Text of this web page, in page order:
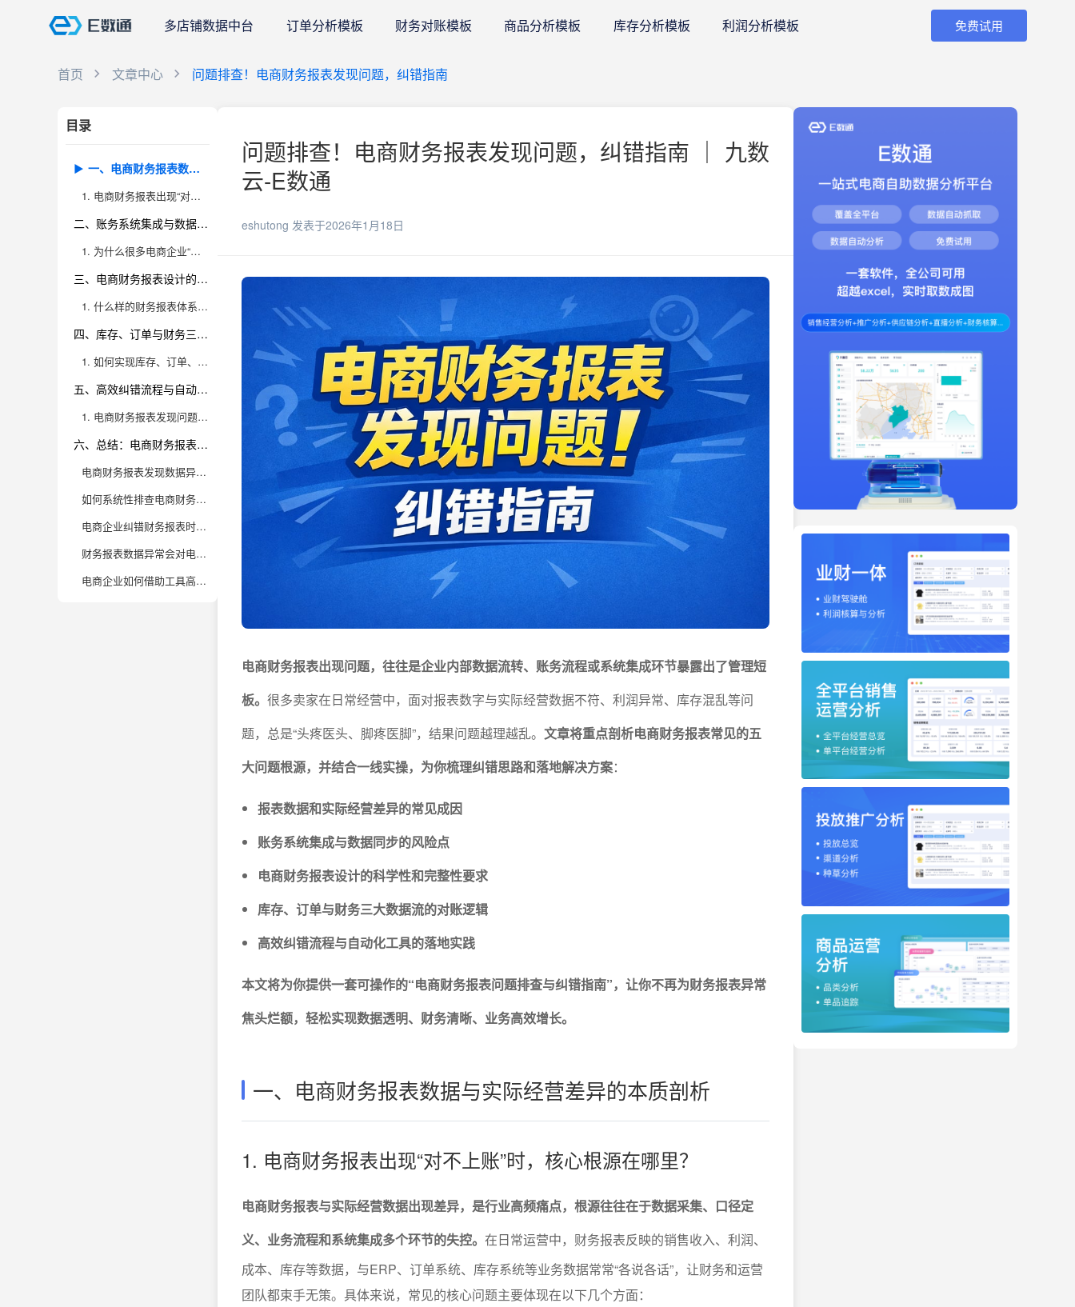
多店铺数据中台 订单分析模板 财务对账模板 商品分析模板 库存分析模板 利润分析模板 免费试用
首页 文章中心 问题排查！电商财务报表发现问题，纠错指南
目录
一、电商财务报表数据与实际经营差异的本质剖析
1. 电商财务报表出现“对不上账”时，核心根源在哪里？
二、账务系统集成与数据同步的风险点识别
1. 为什么很多电商企业“系统对接了，数据还是错”？
三、电商财务报表设计的科学性和完整性要求
1. 什么样的财务报表体系，才能真正反映电商企业经营实况？
四、库存、订单与财务三大数据流的对账逻辑
1. 如何实现库存、订单、财务三大数据流的高效对账？
五、高效纠错流程与自动化工具的落地实践
1. 电商财务报表发现问题后，如何高效、低成本地纠错？
六、总结：电商财务报表纠错的最佳实践与工具推荐
电商财务报表发现数据异常，常见原因有哪些？
如何系统性排查电商财务报表中的数据错误？
电商企业纠错财务报表时，哪些细节最容易被忽视？
财务报表数据异常会对电商业务造成哪些影响？
电商企业如何借助工具高效纠错财务报表？
问题排查！电商财务报表发现问题，纠错指南 ｜ 九数
云-E数通
eshutong 发表于2026年1月18日
电商财务报表出现问题，往往是企业内部数据流转、账务流程或系统集成环节暴露出了管理短
板。 很多卖家在日常经营中，面对报表数字与实际经营数据不符、利润异常、库存混乱等问
题，总是“头疼医头、脚疼医脚”，结果问题越理越乱。 文章将重点剖析电商财务报表常见的五
大问题根源，并结合一线实操，为你梳理纠错思路和落地解决方案：
报表数据和实际经营差异的常见成因
账务系统集成与数据同步的风险点
电商财务报表设计的科学性和完整性要求
库存、订单与财务三大数据流的对账逻辑
高效纠错流程与自动化工具的落地实践
本文将为你提供一套可操作的“电商财务报表问题排查与纠错指南”，让你不再为财务报表异常
焦头烂额，轻松实现数据透明、财务清晰、业务高效增长。
一、电商财务报表数据与实际经营差异的本质剖析
1. 电商财务报表出现“对不上账”时，核心根源在哪里？
电商财务报表与实际经营数据出现差异，是行业高频痛点，根源往往在于数据采集、口径定
义、业务流程和系统集成多个环节的失控。 在日常运营中，财务报表反映的销售收入、利润、
成本、库存等数据，与ERP、订单系统、库存系统等业务数据常常“各说各话”，让财务和运营
团队都束手无策。具体来说，常见的核心问题主要体现在以下几个方面：